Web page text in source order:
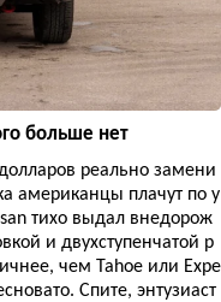
больше нет
реально замени
американцы плачут по у
тихо выдал внедорож
и двухступенчатой р
чем Tahoe или Expe
Спите, энтузиаст